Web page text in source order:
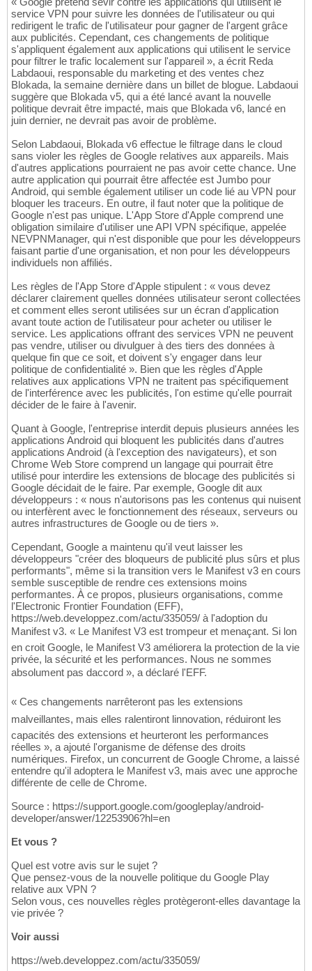
service VPN pour suivre les données de l'utilisateur ou qui
redirigent le trafic de l'utilisateur pour gagner de l'argent grâce
aux publicités. Cependant, ces changements de politique
s'appliquent également aux applications qui utilisent le service
pour filtrer le trafic localement sur l'appareil », a écrit Reda
Labdaoui, responsable du marketing et des ventes chez
Blokada, la semaine dernière dans un billet de blogue. Labdaoui
suggère que Blokada v5, qui a été lancé avant la nouvelle
politique devrait être impacté, mais que Blokada v6, lancé en
juin dernier, ne devrait pas avoir de problème.
Selon Labdaoui, Blokada v6 effectue le filtrage dans le cloud
sans violer les règles de Google relatives aux appareils. Mais
d'autres applications pourraient ne pas avoir cette chance. Une
autre application qui pourrait être affectée est Jumbo pour
Android, qui semble également utiliser un code lié au VPN pour
bloquer les traceurs. En outre, il faut noter que la politique de
Google n'est pas unique. L'App Store d'Apple comprend une
obligation similaire d'utiliser une API VPN spécifique, appelée
NEVPNManager, qui n'est disponible que pour les développeurs
faisant partie d'une organisation, et non pour les développeurs
individuels non affiliés.
Les règles de l'App Store d'Apple stipulent : « vous devez
déclarer clairement quelles données utilisateur seront collectées
et comment elles seront utilisées sur un écran d'application
avant toute action de l'utilisateur pour acheter ou utiliser le
service. Les applications offrant des services VPN ne peuvent
pas vendre, utiliser ou divulguer à des tiers des données à
quelque fin que ce soit, et doivent s'y engager dans leur
politique de confidentialité ». Bien que les règles d'Apple
relatives aux applications VPN ne traitent pas spécifiquement
de l'interférence avec les publicités, l'on estime qu'elle pourrait
décider de le faire à l'avenir.
Quant à Google, l'entreprise interdit depuis plusieurs années les
applications Android qui bloquent les publicités dans d'autres
applications Android (à l'exception des navigateurs), et son
Chrome Web Store comprend un langage qui pourrait être
utilisé pour interdire les extensions de blocage des publicités si
Google décidait de le faire. Par exemple, Google dit aux
développeurs : « nous n'autorisons pas les contenus qui nuisent
ou interfèrent avec le fonctionnement des réseaux, serveurs ou
autres infrastructures de Google ou de tiers ».
Cependant, Google a maintenu qu'il veut laisser les
développeurs "créer des bloqueurs de publicité plus sûrs et plus
performants", même si la transition vers le Manifest v3 en cours
semble susceptible de rendre ces extensions moins
performantes. À ce propos, plusieurs organisations, comme
l'Electronic Frontier Foundation (EFF),
https://web.developpez.com/actu/335059/ à l'adoption du
Manifest v3. « Le Manifest V3 est trompeur et menaçant. Si lon
en croit Google, le Manifest V3 améliorera la protection de la vie
privée, la sécurité et les performances. Nous ne sommes
absolument pas daccord », a déclaré l'EFF.
« Ces changements narrêteront pas les extensions
malveillantes, mais elles ralentiront linnovation, réduiront les
capacités des extensions et heurteront les performances
réelles », a ajouté l'organisme de défense des droits
numériques. Firefox, un concurrent de Google Chrome, a laissé
entendre qu'il adoptera le Manifest v3, mais avec une approche
différente de celle de Chrome.
Source : https://support.google.com/googleplay/android-
developer/answer/12253906?hl=en
Et vous ?
Quel est votre avis sur le sujet ?
Que pensez-vous de la nouvelle politique du Google Play
relative aux VPN ?
Selon vous, ces nouvelles règles protègeront-elles davantage la
vie privée ?
Voir aussi
https://web.developpez.com/actu/335059/